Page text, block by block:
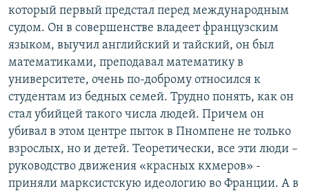
который первый предстал перед международным
судом. Он в совершенстве владеет французским
языком, выучил английский и тайский, он был
математиками, преподавал математику в
университете, очень по-доброму относился к
студентам из бедных семей. Трудно понять, как он
стал убийцей такого числа людей. Причем он
убивал в этом центре пыток в Пномпене не только
взрослых, но и детей. Теоретически, все эти люди –
руководство движения «красных кхмеров» -
приняли марксистскую идеологию во Франции. А в